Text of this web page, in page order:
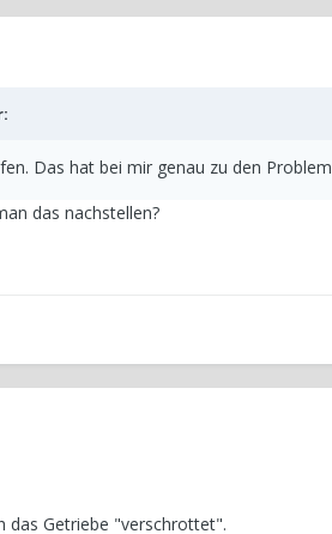
:
Das hat bei mir genau zu den
das nachstellen?
das Getriebe "verschrottet".